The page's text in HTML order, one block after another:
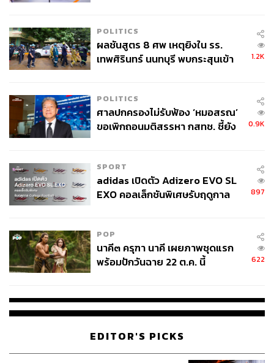
FYI
ถึงเวลาสิ้นสุดการรอคอย ONE ศิลปินเดี่ยวที่ผ่านการ
จะเดบิวต์อย่างเป็นทางการในวันที่ 11 กรกฎาคมนี้
YG Entertainment
POLITICS
ผลชันสูตร 8 ศพ เหตุยิงใน รร.
เทพศิรินทร์ นนทบุรี พบกระสุนเข้า
1.2K
POLITICS
ศาลปกครองไม่รับฟ้อง ‘หมอสรณ’
ขอเพิกถอนมติสรรหา กสทช. ชี้ยัง
0.9K
SPORT
adidas เปิดตัว Adizero EVO SL
EXO คอลเล็กชันพิเศษรับฤดูกาล
897
POP
นาคี๓ ครุฑา นาคี เผยภาพชุดแรก
พร้อมปักวันฉาย 22 ต.ค. นี้
622
EDITOR'S PICKS